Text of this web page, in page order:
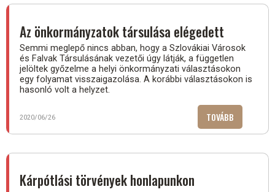
Az önkormányzatok társulása elégedett
Semmi meglepő nincs abban, hogy a Szlovákiai Városok
és Falvak Társulásának vezetői úgy látják, a független
jelöltek győzelme a helyi önkormányzati választásokon
egy folyamat visszaigazolása. A korábbi választásokon is
hasonló volt a helyzet.
2020/06/26 TOVÁBB
ELÉGEDETT)
Kárpótlási törvények honlapunkon